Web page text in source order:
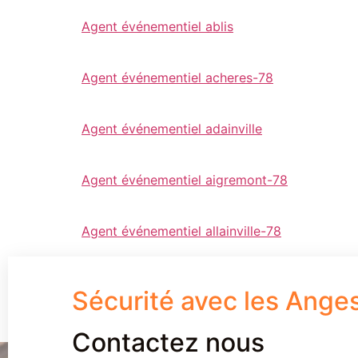
Agent événementiel ablis
Agent événementiel acheres-78
Agent événementiel adainville
Agent événementiel aigremont-78
Agent événementiel allainville-78
Sécurité avec les
Contactez nous